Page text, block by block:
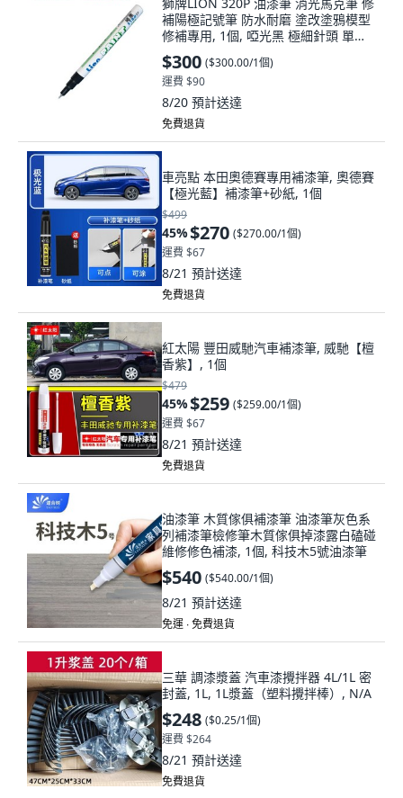
補陽極記號筆 防水耐磨 塗改塗鴉模型
修補專用, 1個, 啞光黑 極細針頭 單支
價, 啞光黑
$300 ($300.00/1個)
運費 $90
8/20 預計送達
免費退貨
車亮點 本田奧德賽專用補漆筆, 奧德賽
【極光藍】補漆筆+砂紙, 1個
$499
45%$270 ($270.00/1個)
運費 $67
8/21 預計送達
免費退貨
紅太陽 豐田威馳汽車補漆筆, 威馳【檀
香紫】, 1個
$479
45%$259 ($259.00/1個)
運費 $67
8/21 預計送達
免費退貨
油漆筆 木質傢俱補漆筆 油漆筆灰色系
列補漆筆檢修筆木質傢俱掉漆露白磕碰
維修修色補漆, 1個, 科技木5號油漆筆
$540 ($540.00/1個)
8/21 預計送達
免運 ∙ 免費退貨
三華 調漆漿蓋 汽車漆攪拌器 4L/1L 密
封蓋, 1L, 1L漿蓋（塑料攪拌棒）, N/A
$248 ($0.25/1個)
運費 $264
8/21 預計送達
免費退貨